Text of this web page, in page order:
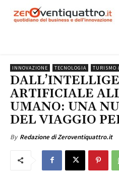
INNOVAZIONE TECNOLOGIA TURISMO
ARTIFICIALE
UMANO: UNA
DEL VIAGGIO
By Redazione di Zeroventiquattro.it